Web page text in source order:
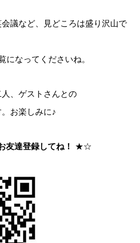
議など、見どころは盛り沢山で
になってくださいね。
、ゲストさんとの
お楽しみに♪
達登録してね！ ★☆